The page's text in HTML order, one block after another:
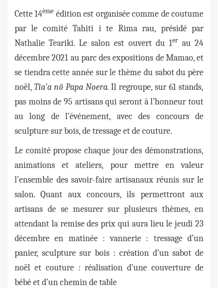
Cette 14ème édition est organisée comme de coutume
par le comité Tahiti i te Rima rau, présidé par
Nathalie Teariki. Le salon est ouvert du 1erau 24
décembre 2021 au parc des expositions de Mamao, et
se tiendra cette année sur le thème du sabot du père
noël, Tïa’a nö Papa Noera. Il regroupe, sur 61 stands,
pas moins de 95 artisans qui seront à l’honneur tout
au long de l’événement, avec des concours de
sculpture sur bois, de tressage et de couture.
Le comité propose chaque jour des démonstrations,
animations et ateliers, pour mettre en valeur
l’ensemble des savoir-faire artisanaux réunis sur le
salon. Quant aux concours, ils permettront aux
artisans de se mesurer sur plusieurs thèmes, en
attendant la remise des prix qui aura lieu le jeudi 23
décembre en matinée : vannerie : tressage d’un
panier, sculpture sur bois : création d’un sabot de
noël et couture : réalisation d’une couverture de
bébé et d’un chemin de table